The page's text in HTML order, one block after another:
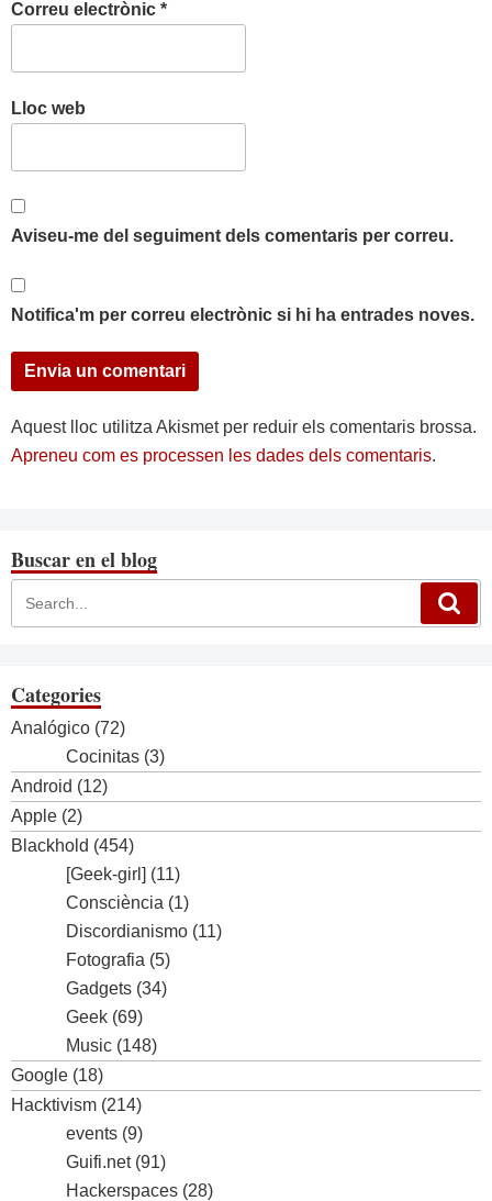
Correu electrònic *
Lloc web
Aviseu-me del seguiment dels comentaris per correu.
Notifica'm per correu electrònic si hi ha entrades noves.
Aquest lloc utilitza Akismet per reduir els comentaris brossa.
Apreneu com es processen les dades dels comentaris.
Buscar en el blog
Categories
Analógico (72)
Cocinitas (3)
Android (12)
Apple (2)
Blackhold (454)
[Geek-girl] (11)
Consciència (1)
Discordianismo (11)
Fotografia (5)
Gadgets (34)
Geek (69)
Music (148)
Google (18)
Hacktivism (214)
events (9)
Guifi.net(91)
Hackerspaces (28)